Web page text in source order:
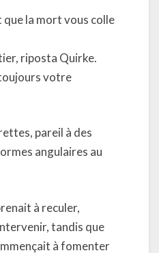
la mort vous colle
riposta Quirke.
votre
pareil à des
angulaires au
à reculer,
tandis que
à fomenter